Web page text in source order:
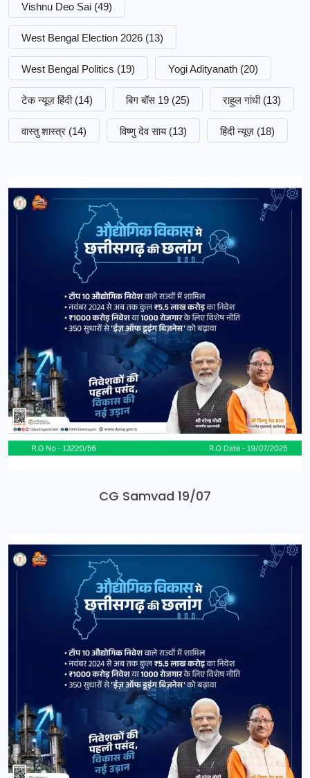
Vishnu Deo Sai (49)
West Bengal Election 2026 (13)
West Bengal Politics (19) Yogi Adityanath (20)
टेक न्यूज़ हिंदी (14) बिग बॉस 19 (25) राहुल गांधी (13)
वास्तु शास्त्र (14) विष्णु देव साय (13) हिंदी न्यूज़ (18)
CG Samvad 19/07